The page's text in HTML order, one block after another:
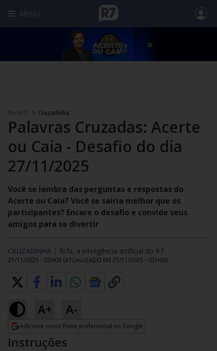
MENU
Record Cruzadinha
Palavras Cruzadas: Acerte
ou Caia - Desafio do dia
27/11/2025
Você se lembra das perguntas e respostas do
Acerte ou Caia? Você se sairia melhor que os
participantes? Encare o desafio e convide seus
amigos para se divertir
CRUZADINHA | Ri7a, a inteligência artificial do R7
27/11/2025 - 02H09 (ATUALIZADO EM 27/11/2025 - 02H09)
A+ A-
Adicione como fonte preferencial no Google
Opens in new window
Instruções